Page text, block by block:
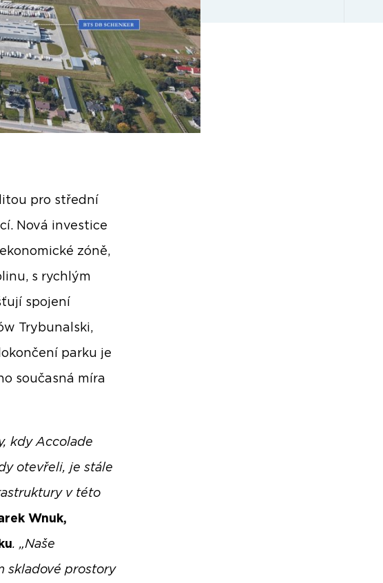
pro střední
Nová investice
zóně,
s rychlým
spojení
Trybunalski,
parku je
současná míra
kdy Accolade
otevřeli, je stále
v této
Wnuk,
. „Naše
skladové prostory